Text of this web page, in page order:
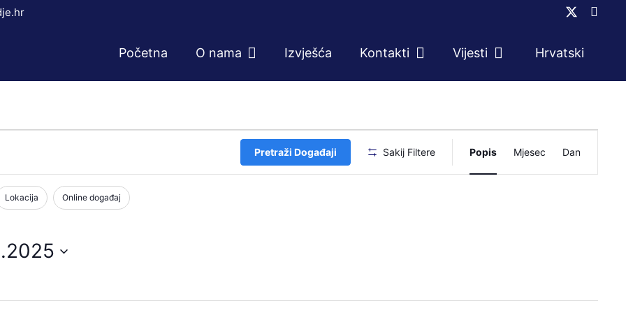
Početna O nama Izvješća Kontakti Vijesti Hrvatski
Pretraži Događaji Sakij Filtere
Događaj
Popis Mjesec Dan
Lokacija Online događaj